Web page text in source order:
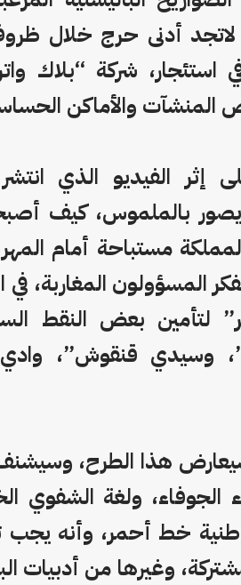
لاتجد أدنى حرج خلال
استئجار، شركة “بلاك
المنشآت والأماكن
إثر الفيديو الذي انتشر
يصور بالملموس، كيف
مستباحة أمام
المسؤولون المغاربة، في
لتأمين بعض النقط
وسيدي قنقوش”،
هذا الطرح،
الجوفاء، ولغة الشفوي
خط أحمر، وأنه يجب
وغيرها من أدبيات